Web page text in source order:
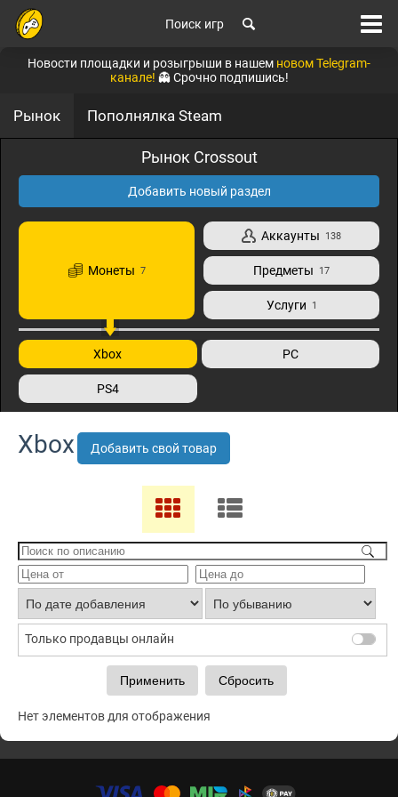
Поиск игр
Новости площадки и розыгрыши в нашем новом Telegram-
канале! 👻 Срочно подпишись!
Рынок Пополнялка Steam
Рынок Crossout
Добавить новый раздел
Монеты 7
Аккаунты 138
Предметы 17
Услуги 1
Xbox PC
PS4
Xbox Добавить свой товар
Только продавцы онлайн
Нет элементов для отображения